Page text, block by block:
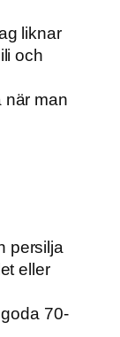
liknar
och
när man
persilja
eller
70-